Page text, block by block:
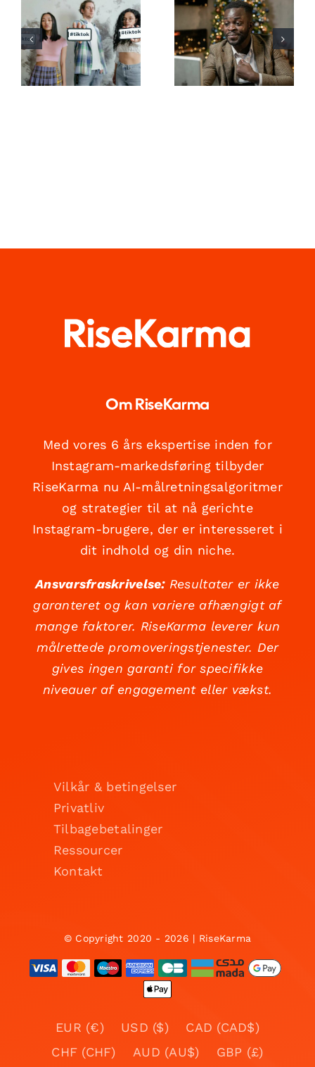
De bedste
video-
redigeringsapps
til at skabe
TikTok
Sådan
skjuler du
følgere på
LinkedIn for
at bevare
Om RiseKarma
Med vores 6 års ekspertise inden for
Instagram-markedsføring tilbyder
RiseKarma nu AI-målretningsalgoritmer
og strategier til at nå gerichte
Instagram-brugere, der er interesseret i
dit indhold og din niche.
Ansvarsfraskrivelse:Resultater er ikke
garanteret og kan variere afhængigt af
mange faktorer. RiseKarma leverer kun
målrettede promoveringstjenester. Der
gives ingen garanti for specifikke
niveauer af engagement eller vækst.
Vilkår & betingelser
Privatliv
Tilbagebetalinger
Ressourcer
Kontakt
© Copyright 2020 - 2026 | RiseKarma
EUR (€) USD ($)
CAD (CAD$)
CHF (CHF)
AUD (AU$)
GBP (£)